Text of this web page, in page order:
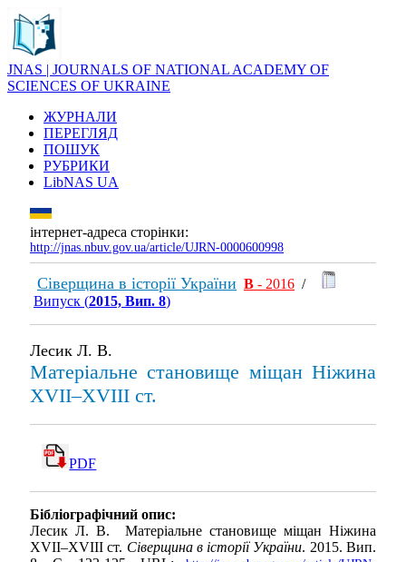
JNAS | JOURNALS OF NATIONAL ACADEMY OF
SCIENCES OF UKRAINE
ЖУРНАЛИ
ПЕРЕГЛЯД
ПОШУК
РУБРИКИ
LibNAS UA
інтернет-адреса сторінки:
http://jnas.nbuv.gov.ua/article/UJRN-0000600998
Сіверщина в історії України В - 2016 /
Випуск (2015, Вип. 8)
Лесик Л. В.
Матеріальне становище міщан Ніжина
XVII–XVIII ст.
PDF
Бібліографічний опис:
Лесик Л. В. Матеріальне становище міщан Ніжина
XVII–XVIII ст. Сіверщина в історії України. 2015. Вип.